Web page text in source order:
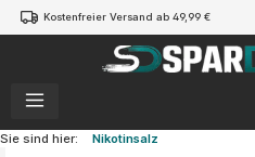
springen
Kostenfreier Versand ab 49,99 €
Sie sind hier: Nikotinsalz